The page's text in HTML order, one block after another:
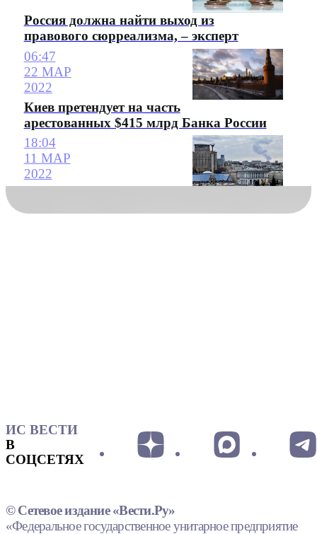
Россия должна найти выход из
правового сюрреализма, – эксперт
06:47
22 МАР
2022
Киев претендует на часть
арестованных $415 млрд Банка России
18:04
11 МАР
2022
ИС ВЕСТИ
В
СОЦСЕТЯХ
© Сетевое издание «Вести.Ру»
«Федеральное государственное унитарное предприятие